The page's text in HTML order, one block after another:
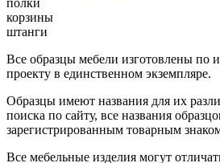
корзины
штанги
Все образцы мебели изготовлены по
проекту в единственном экземпляре.
Образцы имеют названия для их
поиска по сайту, все названия
зарегистрированным товарным
Все мебельные изделия могут